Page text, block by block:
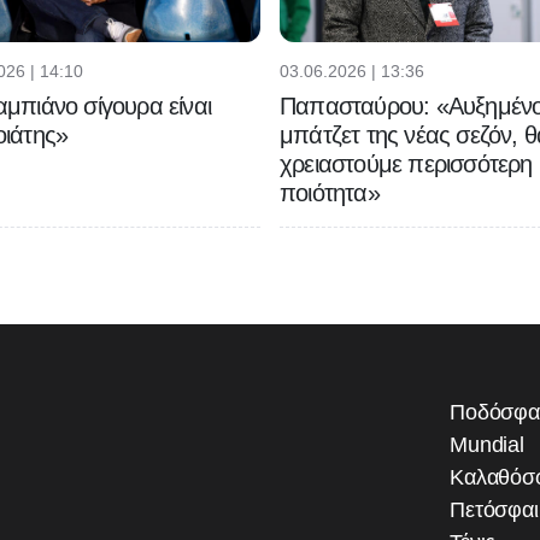
| 14:10
σίγουρα είναι
03.06.2026 | 13:36
Παπασταύρου:
μπάτζετ της νέας σεζόν,
χρειαστούμε περισσότερη
ποιότητα»
Mundial